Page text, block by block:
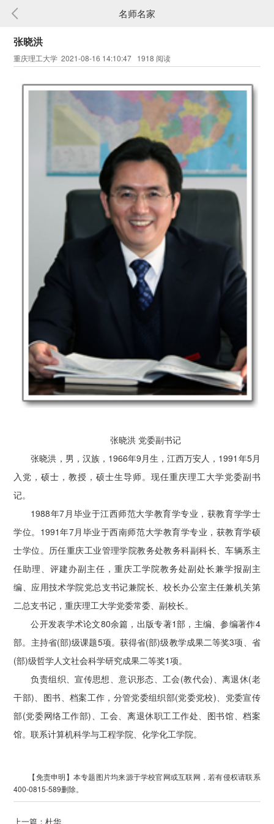
名师名家
张晓洪
重庆理工大学 2021-08-16 14:10:47 1918 阅读
张晓洪 党委副书记
张晓洪，男，汉族，1966年9月生，江西万安人，1991年5月
入党，硕士，教授，硕士生导师。现任重庆理工大学党委副书
记。
1988年7月毕业于江西师范大学教育学专业，获教育学学士
学位。1991年7月毕业于西南师范大学教育学专业，获教育学硕
士学位。历任重庆工业管理学院教务处教务科副科长、车辆系主
任助理、评建办副主任，重庆工学院教务处副处长兼学报副主
编、应用技术学院党总支书记兼院长、校长办公室主任兼机关第
二总支书记，重庆理工大学党委常委、副校长。
公开发表学术论文80余篇，出版专著1部，主编、参编著作4
部。主持省(部)级课题5项。获得省(部)级教学成果二等奖3项、省
(部)级哲学人文社会科学研究成果二等奖1项。
负责组织、宣传思想、意识形态、工会(教代会)、离退休(老
干部)、图书、档案工作，分管党委组织部(党委党校)、党委宣传
部(党委网络工作部)、工会、离退休职工工作处、图书馆、档案
馆。联系计算机科学与工程学院、化学化工学院。
【免责申明】本专题图片均来源于学校官网或互联网，若有侵权请联系
400-0815-589删除。
上一篇：杜华